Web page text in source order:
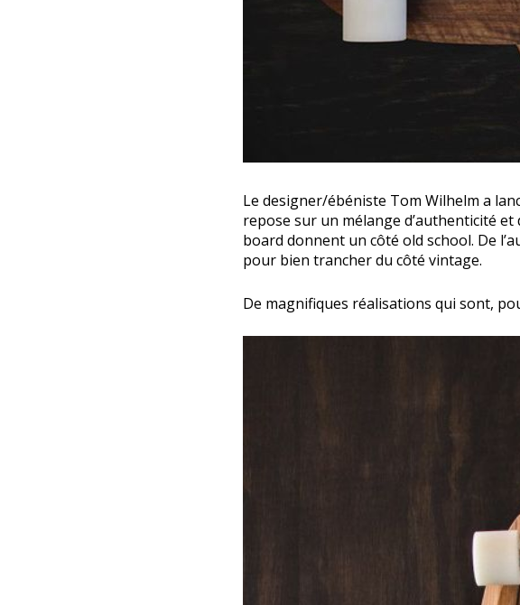
Le designer/ébéniste Tom Wilhelm a
repose sur un mélange d’authenticité
board donnent un côté old school. De
pour bien trancher du côté vintage.
De magnifiques réalisations qui sont,